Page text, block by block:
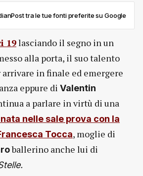
tra le tue fonti preferite su Google
19lasciando il segno in un
alla porta, il suo talento
arrivare in finale ed emergere
eppure di Valentin
a parlare in virtù di una
nelle sale prova con la
Tocca, moglie di
ballerino anche lui di